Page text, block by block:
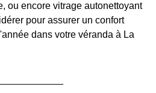
ou encore vitrage autonettoyant
pour assurer un confort
dans votre véranda à La